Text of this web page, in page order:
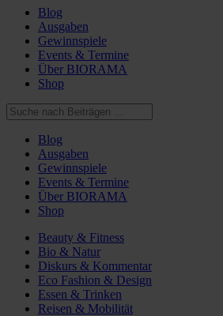
Blog
Ausgaben
Gewinnspiele
Events & Termine
Über BIORAMA
Shop
Blog
Ausgaben
Gewinnspiele
Events & Termine
Über BIORAMA
Shop
Beauty & Fitness
Bio & Natur
Diskurs & Kommentar
Eco Fashion & Design
Essen & Trinken
Reisen & Mobilität